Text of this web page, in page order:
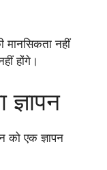
नहीं
होंगे।
को एक ज्ञापन